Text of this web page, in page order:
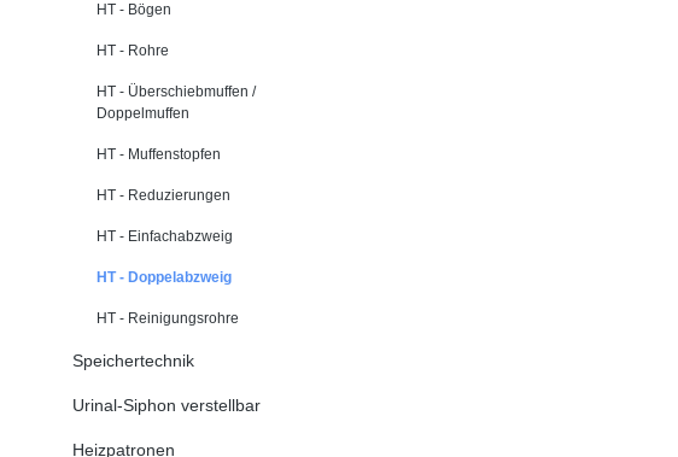
HT - Bögen
HT - Rohre
HT - Überschiebmuffen /
Doppelmuffen
HT - Muffenstopfen
HT - Reduzierungen
HT - Einfachabzweig
HT - Doppelabzweig
HT - Reinigungsrohre
Speichertechnik
Urinal-Siphon verstellbar
Heizpatronen